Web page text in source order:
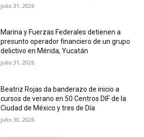
julio 31, 2026
Marina y Fuerzas Federales detienen a
presunto operador financiero de un grupo
delictivo en Mérida, Yucatán
julio 31, 2026
Beatriz Rojas da banderazo de inicio a
cursos de verano en 50 Centros DIF de la
Ciudad de México y tres de Día
julio 30, 2026